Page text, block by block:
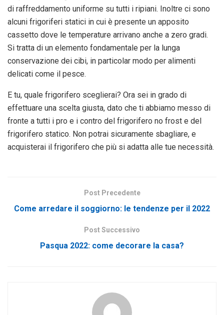
di raffreddamento uniforme su tutti i ripiani. Inoltre ci sono
alcuni frigoriferi statici in cui è presente un apposito
cassetto dove le temperature arrivano anche a zero gradi.
Si tratta di un elemento fondamentale per la lunga
conservazione dei cibi, in particolar modo per alimenti
delicati come il pesce.
E tu, quale frigorifero sceglierai? Ora sei in grado di
effettuare una scelta giusta, dato che ti abbiamo messo di
fronte a tutti i pro e i contro del frigorifero no frost e del
frigorifero statico. Non potrai sicuramente sbagliare, e
acquisterai il frigorifero che più si adatta alle tue necessità.
Post Precedente
Come arredare il soggiorno: le tendenze per il 2022
Post Successivo
Pasqua 2022: come decorare la casa?